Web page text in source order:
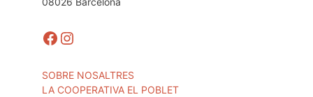
Facebook
Instagram
SOBRE NOSALTRES
LA COOPERATIVA EL POBLET